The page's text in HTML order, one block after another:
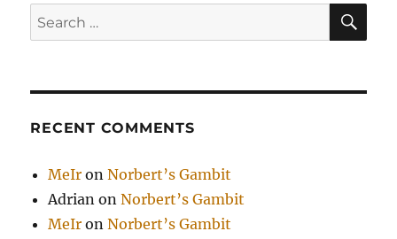
Search
for:
RECENT COMMENTS
MeIr onNorbert’s Gambit
Adrian onNorbert’s Gambit
MeIr onNorbert’s Gambit